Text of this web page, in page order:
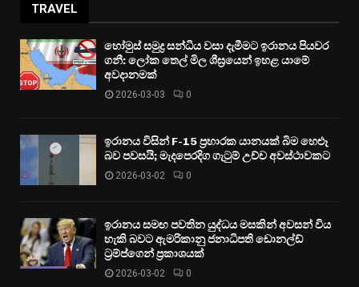
TRAVEL
හෝමුස් සමුද්‍ර සන්ධිය වසා දැමීමට ඉරානය පියවර
ගනී: ලෝක තෙල් මිල ශීඝ්‍රයෙන් ඉහළ යාමේ
අවදානමක්
2026-03-03 0
ඉරානය විසින් F-15 ප්‍රහාරක යානයක් බිම හෙළූ
බව පවසයි; මැදපෙරදිග ගැටුම් උච්ච අවස්ථාවකට
2026-03-02 0
ඉරානය සමඟ පවතින යුද්ධය මසකින් අවසන් විය
හැකි බවට ඇමරිකානු ජනාධිපති ඩොනල්ඩ්
ට්‍රම්ප්ගෙන් ප්‍රකාශයක්
2026-03-02 0